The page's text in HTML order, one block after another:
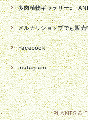
多肉植物ギャラリーE-
メルカリショップでも販売
Facebook
Instagram
PLANTS &